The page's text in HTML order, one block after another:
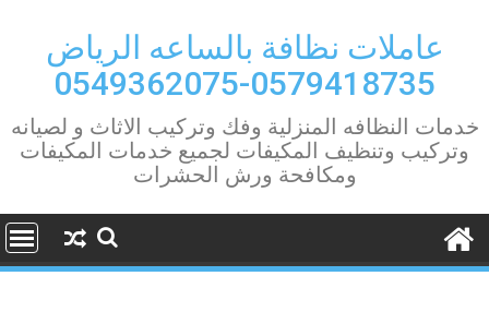
contentعاملات نظافة بالساعه الرياض
0579418735-0549362075
خدمات النظافه المنزلية وفك وتركيب الاثاث و لصيانه
وتركيب وتنظيف المكيفات لجميع خدمات المكيفات
ومكافحة ورش الحشرات